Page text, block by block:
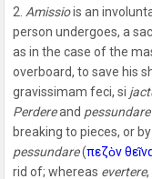
2. Amissiois an
person undergoes, a
as in the case of the
overboard, to save his
gravissimam feci, si
Perdereand pessundare
breaking to pieces, or
pessundare(πεζὸν
rid of; whereas evertere,